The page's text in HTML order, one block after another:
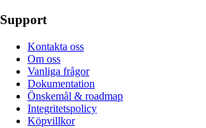
Support
Kontakta oss
Om oss
Vanliga frågor
Dokumentation
Önskemål & roadmap
Integritetspolicy
Köpvillkor